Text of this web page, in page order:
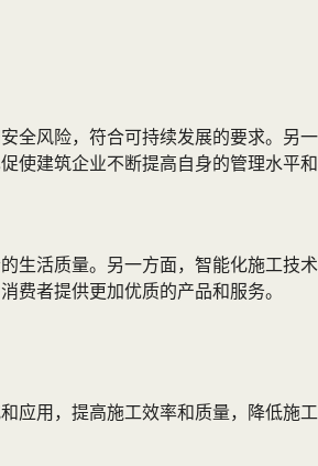
全风险，符合可持续发展的要求。另一
使建筑企业不断提高自身的管理水平和
生活质量。另一方面，智能化施工技术
费者提供更加优质的产品和服务。
应用，提高施工效率和质量，降低施工